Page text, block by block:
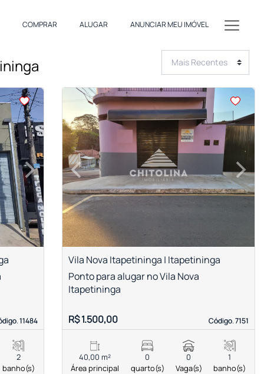
COMPRAR ALUGAR ANUNCIAR MEU IMÓVEL
›
Next
11484
11484
2
banho(s)
<<
‹Previous ›
Next
Vila Nova Itapetininga | Itapetininga
Código. 7151
Código. 7151
Ponto para alugar no Vila Nova
Itapetininga
R$ 1.500,00
40,00 m²
Área principal
0
quarto(s)
0
Vaga(s)
1
banho(s)